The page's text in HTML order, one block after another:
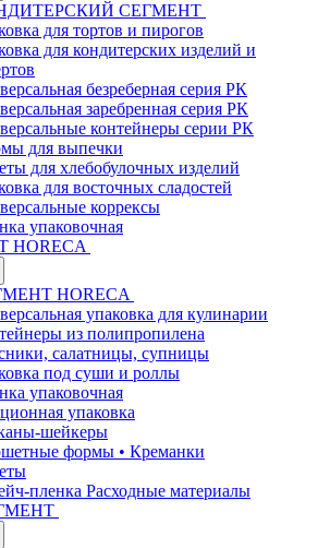
СЕГМЕНТ
для тортов и пирогов
для кондитерских изделий и
безреберная серия РК
заребренная серия РК
контейнеры серии РК
для выпечки
для хлебобулочных изделий
для восточных сладостей
коррексы
упаковочная
HORECA
упаковка для кулинарии
из полипропилена
салатницы, супницы
под суши и роллы
упаковочная
упаковка
шейкеры
формы • Креманки
пленка Расходные материалы